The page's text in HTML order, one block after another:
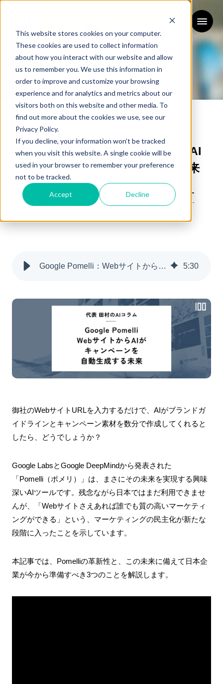
This website stores cookies on your computer.
These cookies are used to collect information
about how you interact with our website and allow
us to remember you. We use this information in
order to improve and customize your browsing
experience and for analytics and metrics about our
visitors both on this website and other media. To
find out more about the cookies we use, see our
Privacy Policy.
If you decline, your information won’t be tracked
when you visit this website. A single cookie will be
used in your browser to remember your preference
not to be tracked.
Accept Decline
ブログ
BLOG
Google Pomelli：WebサイトからAI
がキャンペーンを自動生成する未来
田村
更新日：
2025/12/05
公開日：
2025/12/05
AI HUBSHOT
Google Pomelli：WebサイトからAIがキャンペーンを自動生成する未来 5:30
御社のWebサイトURLを入力するだけで、AIがブランドガ
イドラインとキャンペーン素材を数分で作成してくれると
したら、どうでしょうか？
Google LabsとGoogle DeepMindから発表された
「Pomelli（ポメリ）」は、まさにその未来を実現する興味
深いAIツールです。残念ながら日本ではまだ利用できませ
んが、「Webサイトさえあれば誰でも質の高いマーケティ
ングができる」という、マーケティングの民主化が新たな
段階に入ったことを示しています。
本記事では、Pomelliの革新性と、この未来に備えて日本企
業が今から準備すべき3つのことを解説します。